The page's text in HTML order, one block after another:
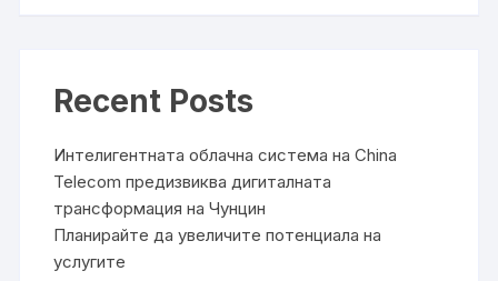
Recent Posts
Интелигентната облачна система на China
Telecom предизвиква дигиталната
трансформация на Чунцин
Планирайте да увеличите потенциала на
услугите